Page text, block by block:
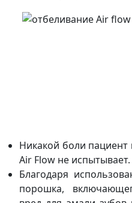
Никакой боли пациент
Air Flow не испытывает.
Благодаря
порошка,